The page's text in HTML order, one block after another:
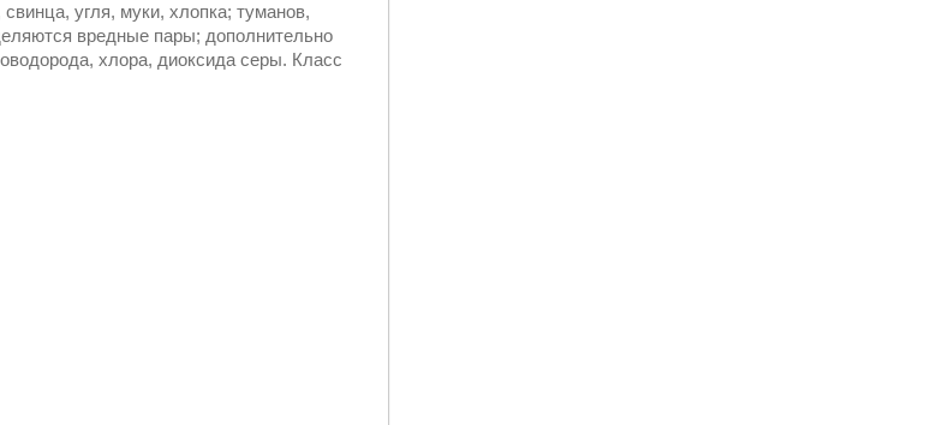
угля, муки, хлопка; туманов,
вредные пары; дополнительно
хлора, диоксида серы. Класс